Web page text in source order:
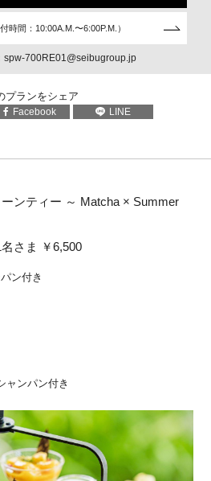
付時間：10:00A.M.〜6:00P.M.）
spw-700RE01@seibugroup.jp
プランをシェア
Facebook LINE
ンティー ～ Matcha × Summer
さま ￥6,500
パン付き
ャンパン付き